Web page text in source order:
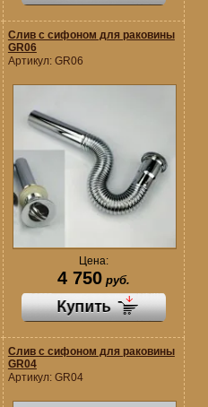
Слив с сифоном для раковины
GR06
Артикул: GR06
Цена:
4 750руб.
Слив с сифоном для раковины
GR04
Артикул: GR04